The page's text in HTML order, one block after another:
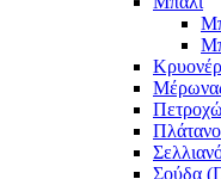
Σούδα